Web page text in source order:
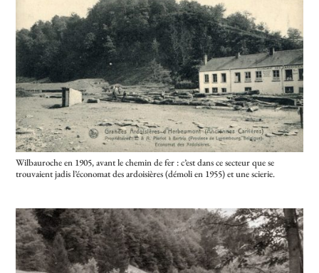
Wilbauroche en 1905, avant le chemin de fer : c’est dans ce secteur que se
trouvaient jadis l’économat des ardoisières (démoli en 1955) et une scierie.